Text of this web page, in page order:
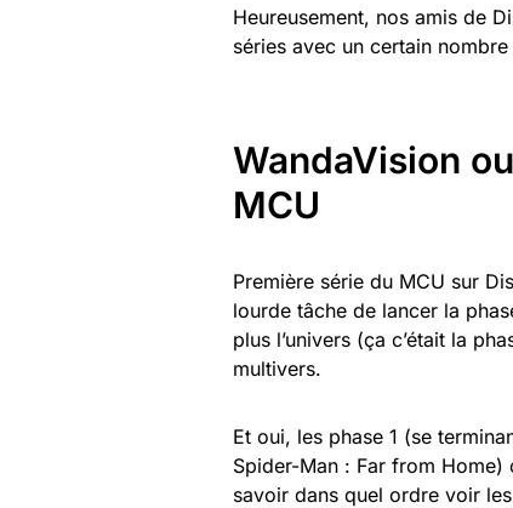
Heureusement, nos amis de
séries avec un certain
WandaVision
MCU
Première série du MCU sur
lourde tâche de lancer la
plus l’univers (ça c’était la
multivers.
Et oui, les phase 1 (se
Spider-Man : Far from Home)
savoir dans quel ordre voir